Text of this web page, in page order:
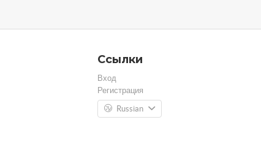
Ссылки
Вход
Регистрация
Russian